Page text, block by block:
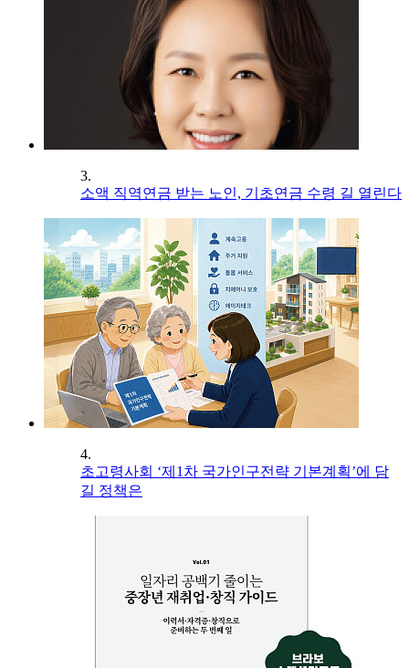
3.
소액 직역연금 받는 노인, 기초연금 수령 길 열린다
4.
초고령사회 ‘제1차 국가인구전략 기본계획’에 담
길 정책은